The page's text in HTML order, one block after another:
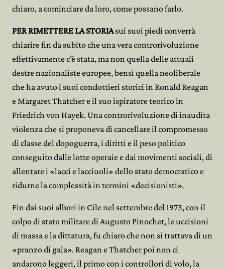
chiaro, a cominciare da loro, come possano farlo.
PER RIMETTERE LA STORIAsui suoi piedi converrà
chiarire fin da subito che una vera controrivoluzione
effettivamente c’è stata, ma non quella delle attuali
destre nazionaliste europee, bensì quella neoliberale
che ha avuto i suoi condottieri storici in Ronald Reagan
e Margaret Thatcher e il suo ispiratore teorico in
Friedrich von Hayek. Una controrivoluzione di inaudita
violenza che si proponeva di cancellare il compromesso
di classe del dopoguerra, i diritti e il peso politico
conseguito dalle lotte operaie e dai movimenti sociali, di
allentare i «lacci e lacciuoli» dello stato democratico e
ridurne la complessità in termini «decisionisti».
Fin dai suoi albori in Cile nel settembre del 1973, con il
colpo di stato militare di Augusto Pinochet, le uccisioni
di massa e la dittatura, fu chiaro che non si trattava di un
«pranzo di gala». Reagan e Thatcher poi non ci
andarono leggeri, il primo con i controllori di volo, la